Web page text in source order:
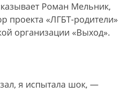
Роман Мельник,
проекта «ЛГБТ-родители»
организации «Выход».
я испытала шок, —